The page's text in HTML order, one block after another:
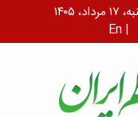
En |